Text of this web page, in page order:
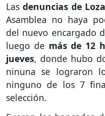
Las denuncias de Loza
Asamblea no haya
del nuevo encargado
luego de más de 12
jueves, donde hubo
ninuna se lograron
ninguno de los 7
selección.